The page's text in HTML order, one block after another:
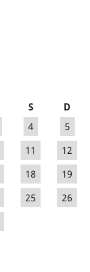
S
D
4
5
11
12
18
19
25
26